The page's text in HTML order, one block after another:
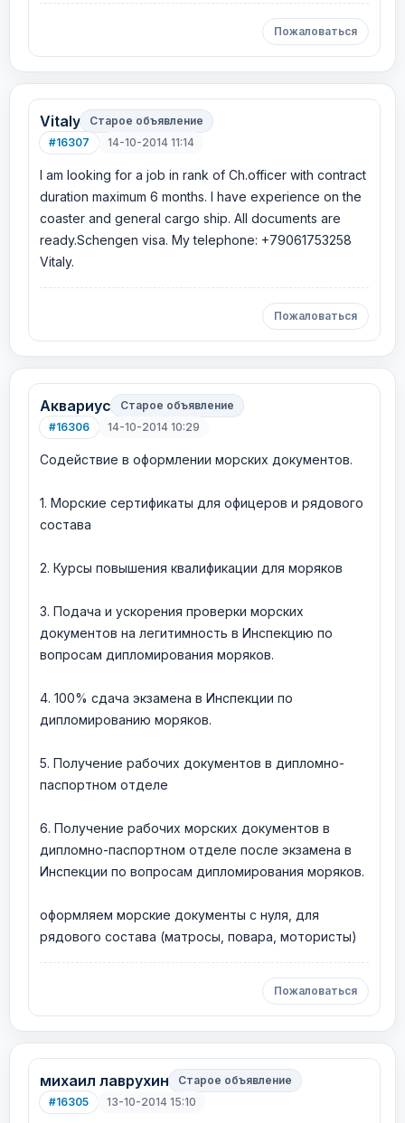
Пожаловаться
Vitaly
Старое объявление
#16307
14-10-2014 11:14
I am looking for a job in rank of Ch.officer with contract
duration maximum 6 months. I have experience on the
coaster and general cargo ship. All documents are
ready.Schengen visa. My telephone: +79061753258
Vitaly.
Пожаловаться
Аквариус
Старое объявление
#16306
14-10-2014 10:29
Содействие в оформлении морских документов.
1. Морские сертификаты для офицеров и рядового
состава
2. Курсы повышения квалификации для моряков
3. Подача и ускорения проверки морских
документов на легитимность в Инспекцию по
вопросам дипломирования моряков.
4. 100% сдача экзамена в Инспекции по
дипломированию моряков.
5. Получение рабочих документов в дипломно-
паспортном отделе
6. Получение рабочих морских документов в
дипломно-паспортном отделе после экзамена в
Инспекции по вопросам дипломирования моряков.
оформляем морские документы с нуля, для
рядового состава (матросы, повара, мотористы)
Пожаловаться
михаил лаврухин
Старое объявление
#16305
13-10-2014 15:10